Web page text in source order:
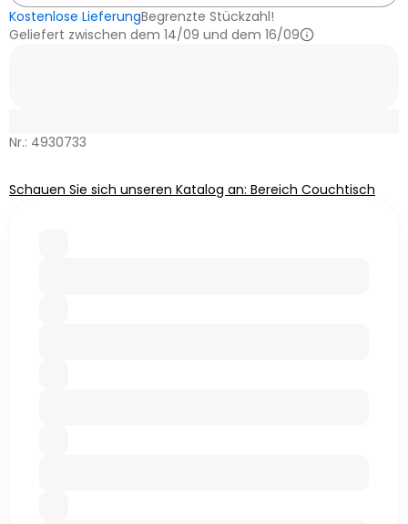
Kostenlose LieferungBegrenzte Stückzahl!
Geliefert zwischen dem 14/09 und dem 16/09
Nr.: 4930733
Schauen Sie sich unseren Katalog an: Bereich Couchtisch